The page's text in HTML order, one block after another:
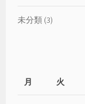
未分類 (3)
月
火